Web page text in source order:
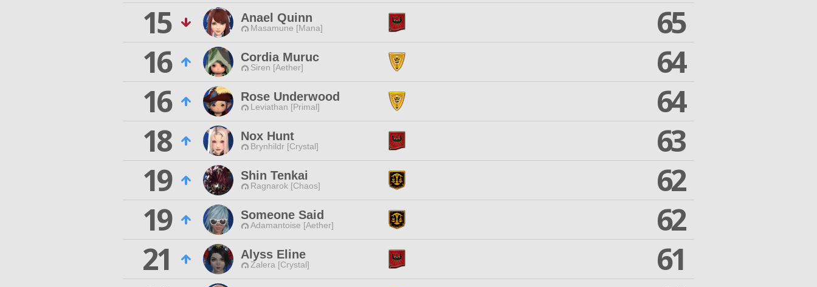
15
Anael Quinn
Masamune [Mana]
65
16
Cordia Muruc
Siren [Aether]
64
16
Rose Underwood
Leviathan [Primal]
64
18
Nox Hunt
Brynhildr [Crystal]
63
19
Shin Tenkai
Ragnarok [Chaos]
62
19
Someone Said
Adamantoise [Aether]
62
21
Alyss Eline
Zalera [Crystal]
61